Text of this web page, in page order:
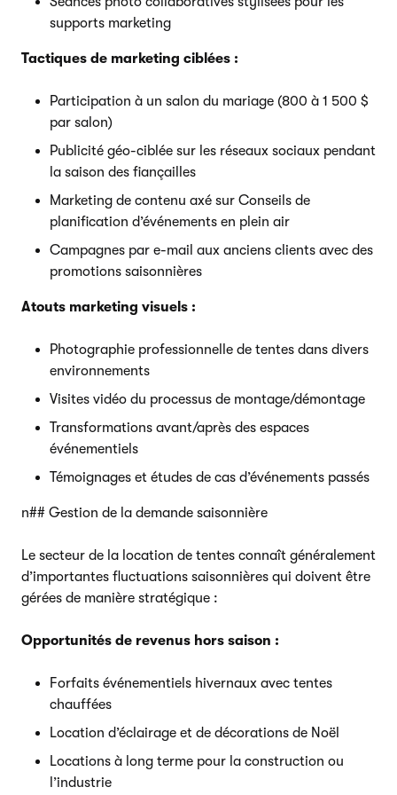
supports marketing
Tactiques de marketing ciblées :
Participation à un salon du mariage (800 à 1 500 $
par salon)
Publicité géo-ciblée sur les réseaux sociaux pendant
la saison des fiançailles
Marketing de contenu axé sur Conseils de
planification d’événements en plein air
Campagnes par e-mail aux anciens clients avec des
promotions saisonnières
Atouts marketing visuels :
Photographie professionnelle de tentes dans divers
environnements
Visites vidéo du processus de montage/démontage
Transformations avant/après des espaces
événementiels
Témoignages et études de cas d’événements passés
n## Gestion de la demande saisonnière
Le secteur de la location de tentes connaît généralement
d’importantes fluctuations saisonnières qui doivent être
gérées de manière stratégique :
Opportunités de revenus hors saison :
Forfaits événementiels hivernaux avec tentes
chauffées
Location d’éclairage et de décorations de Noël
Locations à long terme pour la construction ou
l’industrie